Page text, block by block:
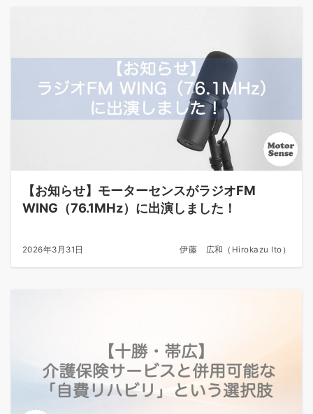
【お知らせ】モーターセンスがラジオFM
WING（76.1MHz）に出演しました！
2026年3月31日 伊藤 広和（Hirokazu Ito）